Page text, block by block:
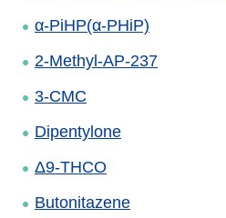
α-PiHP(α-PHiP)
2-Methyl-AP-237
3-CMC
Dipentylone
Δ9-THCO
Butonitazene